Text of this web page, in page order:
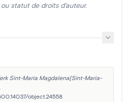
statut de droits d'auteur.
Sint-Maria Magdalena[Sint-Maria-
object.24558